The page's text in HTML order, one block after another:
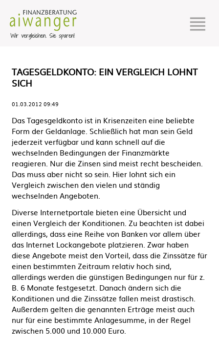
TAGESGELDKONTO: EIN VERGLEICH LOHNT
SICH
01.03.2012 09:49
Das Tagesgeldkonto ist in Krisenzeiten eine beliebte
Form der Geldanlage. Schließlich hat man sein Geld
jederzeit verfügbar und kann schnell auf die
wechselnden Bedingungen der Finanzmärkte
reagieren. Nur die Zinsen sind meist recht bescheiden.
Das muss aber nicht so sein. Hier lohnt sich ein
Vergleich zwischen den vielen und ständig
wechselnden Angeboten.
Diverse Internetportale bieten eine Übersicht und
einen Vergleich der Konditionen. Zu beachten ist dabei
allerdings, dass eine Reihe von Banken vor allem über
das Internet Lockangebote platzieren. Zwar haben
diese Angebote meist den Vorteil, dass die Zinssätze für
einen bestimmten Zeitraum relativ hoch sind,
allerdings werden die günstigen Bedingungen nur für z.
B. 6 Monate festgesetzt. Danach ändern sich die
Konditionen und die Zinssätze fallen meist drastisch.
Außerdem gelten die genannten Erträge meist auch
nur für eine bestimmte Anlagesumme, in der Regel
zwischen 5.000 und 10.000 Euro.